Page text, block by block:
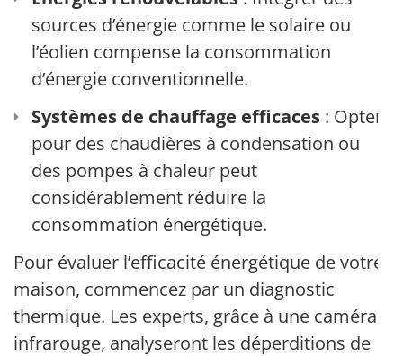
sources d’énergie comme le solaire ou
l’éolien compense la consommation
d’énergie conventionnelle.
Systèmes de chauffage efficaces : Opter
pour des chaudières à condensation ou
des pompes à chaleur peut
considérablement réduire la
consommation énergétique.
Pour évaluer l’efficacité énergétique de votre
maison, commencez par un diagnostic
thermique. Les experts, grâce à une caméra
infrarouge, analyseront les déperditions de